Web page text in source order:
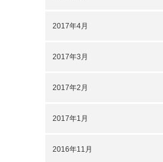
2017年4月
2017年3月
2017年2月
2017年1月
2016年11月